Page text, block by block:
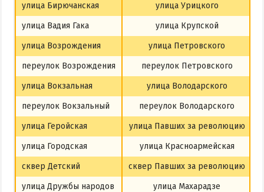
улица Бирючанская
улица Урицкого
улица Вадия Гака
улица Крупской
улица Возрождения
улица Петровского
переулок Возрождения
переулок Петровского
улица Вокзальная
улица Володарского
переулок Вокзальный
переулок Володарского
улица Геройская
улица Павших за революцию
улица Городская
улица Красноармейская
сквер Детский
сквер Павших за революцию
улица Дружбы народов
улица Махарадзе